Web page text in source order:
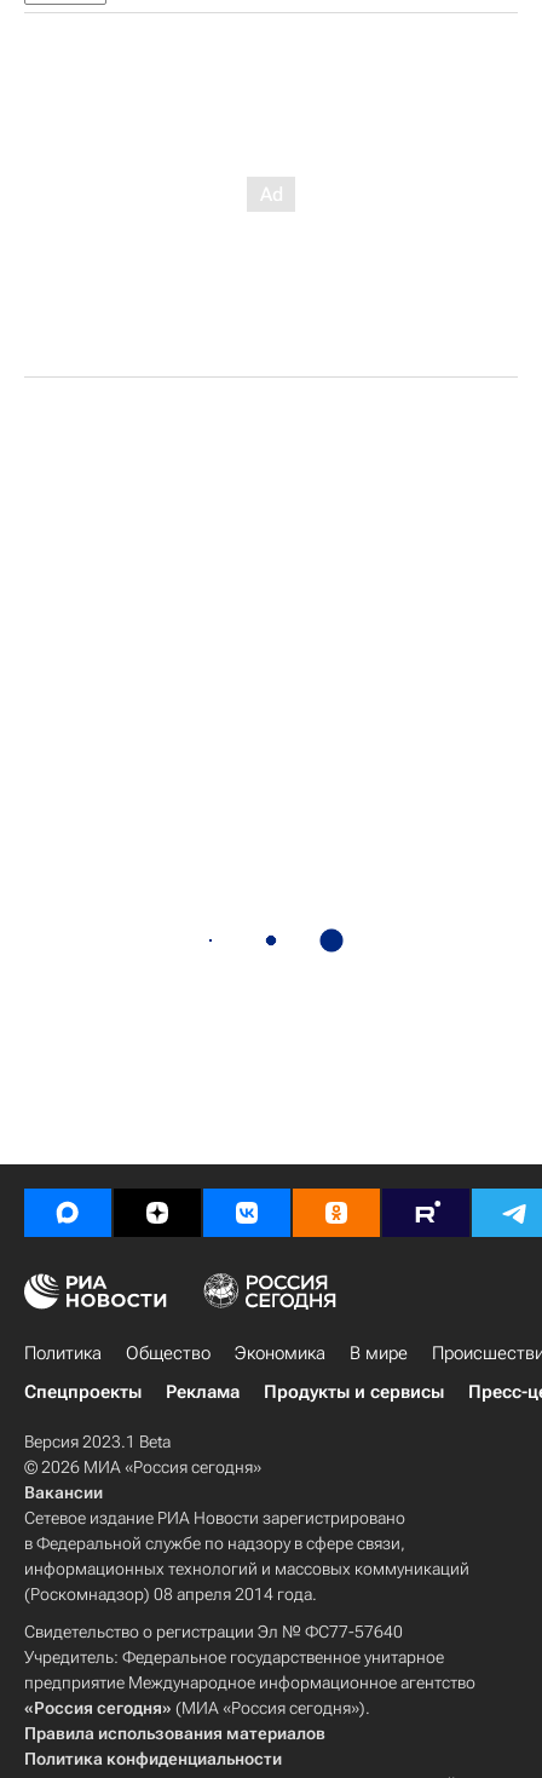
Политика Общество Экономика В мире
Спецпроекты
Реклама Продукты и сервисы Пресс-
Версия 2023.1 Beta
© 2026 МИА «Россия сегодня»
Вакансии
Сетевое издание РИА Новости зарегистрировано
в Федеральной службе по надзору в сфере связи,
информационных технологий и массовых коммуникаций
(Роскомнадзор) 08 апреля 2014 года.
Свидетельство о регистрации Эл № ФС77-57640
Учредитель: Федеральное государственное унитарное
предприятие Международное информационное агентство
«Россия сегодня» (МИА «Россия сегодня»).
Правила использования материалов
Политика конфиденциальности